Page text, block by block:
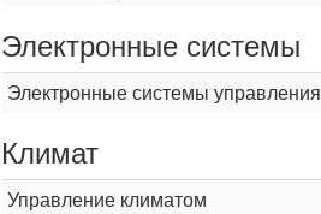
Электронные системы
Электронные системы управления
Климат
Управление климатом